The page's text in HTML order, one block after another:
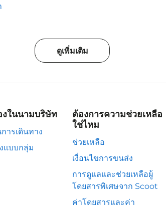
ดูเพิ่มเติม
งในนามบริษัท
ารเดินทาง
แบบกลุ่ม
ต้องการความช่วยเหลือ
ใช่ไหม
ช่วยเหลือ
เงื่อนไขการขนส่ง
การดูแลและช่วยเหลือผู้
โดยสารพิเศษจาก Scoot
ค่าโดยสารและค่า